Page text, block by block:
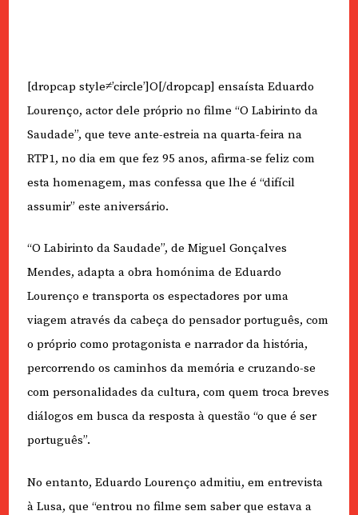
[dropcap style≠’circle’]O[/dropcap] ensaísta Eduardo
Lourenço, actor dele próprio no filme “O Labirinto da
Saudade”, que teve ante-estreia na quarta-feira na
RTP1, no dia em que fez 95 anos, afirma-se feliz com
esta homenagem, mas confessa que lhe é “difícil
assumir” este aniversário.
“O Labirinto da Saudade”, de Miguel Gonçalves
Mendes, adapta a obra homónima de Eduardo
Lourenço e transporta os espectadores por uma
viagem através da cabeça do pensador português, com
o próprio como protagonista e narrador da história,
percorrendo os caminhos da memória e cruzando-se
com personalidades da cultura, com quem troca breves
diálogos em busca da resposta à questão “o que é ser
português”.
No entanto, Eduardo Lourenço admitiu, em entrevista
à Lusa, que “entrou no filme sem saber que estava a